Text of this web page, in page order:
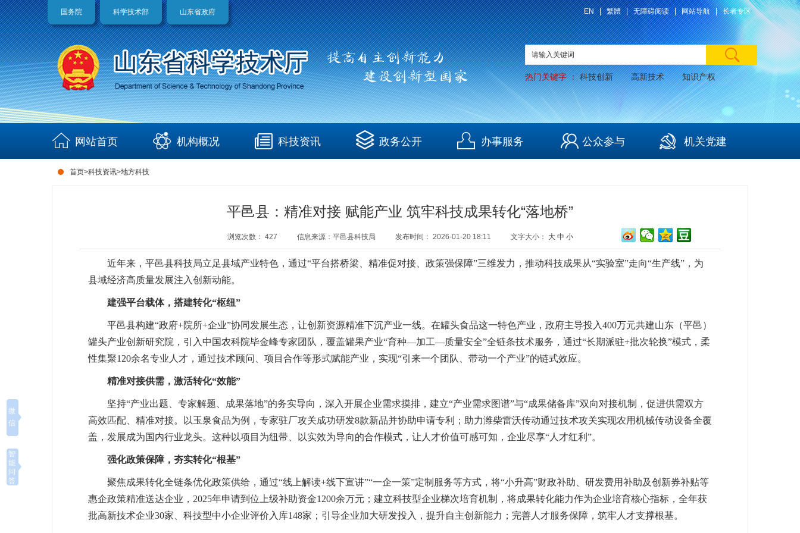
国务院 科学技术部 山东省政府 EN 繁體 无障碍阅读 网站导航 长者专区
热门关键字 ： 科技创新 高新技术 知识产权
网站首页 机构概况 科技资讯 政务公开 办事服务 公众参与 机关党建
首页>科技资讯>地方科技
平邑县：精准对接 赋能产业 筑牢科技成果转化“落地桥”
浏览次数： 427 信息来源： 平邑县科技局 发布时间： 2026-01-20 18:11 文字大小： 大 中 小
近年来，平邑县科技局立足县域产业特色，通过“平台搭桥梁、精准促对接、政策强保障”三维发力，推动科技成果从“实验室”走向“生产线”，为
县域经济高质量发展注入创新动能。
建强平台载体，搭建转化“枢纽”
平邑县构建“政府+院所+企业”协同发展生态，让创新资源精准下沉产业一线。在罐头食品这一特色产业，政府主导投入400万元共建山东（平邑）
罐头产业创新研究院，引入中国农科院毕金峰专家团队，覆盖罐果产业“育种—加工—质量安全”全链条技术服务，通过“长期派驻+批次轮换”模式，柔
性集聚120余名专业人才，通过技术顾问、项目合作等形式赋能产业，实现“引来一个团队、带动一个产业”的链式效应。
精准对接供需，激活转化“效能”
坚持“产业出题、专家解题、成果落地”的务实导向，深入开展企业需求摸排，建立“产业需求图谱”与“成果储备库”双向对接机制，促进供需双方
高效匹配、精准对接。以玉泉食品为例，专家驻厂攻关成功研发8款新品并协助申请专利；助力潍柴雷沃传动通过技术攻关实现农用机械传动设备全覆
盖，发展成为国内行业龙头。这种以项目为纽带、以实效为导向的合作模式，让人才价值可感可知，企业尽享“人才红利”。
强化政策保障，夯实转化“根基”
聚焦成果转化全链条优化政策供给，通过“线上解读+线下宣讲”“一企一策”定制服务等方式，将“小升高”财政补助、研发费用补助及创新券补贴等
惠企政策精准送达企业，2025年申请到位上级补助资金1200余万元；建立科技型企业梯次培育机制，将成果转化能力作为企业培育核心指标，全年获
批高新技术企业30家、科技型中小企业评价入库148家；引导企业加大研发投入，提升自主创新能力；完善人才服务保障，筑牢人才支撑根基。
微
信
智
能
问
答